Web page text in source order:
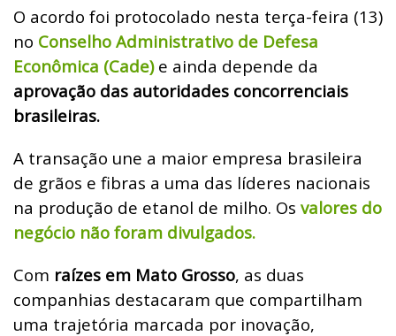
O acordo foi protocolado nesta terça-feira (13)
no Conselho Administrativo de Defesa
Econômica (Cade)e ainda depende da
aprovação das autoridades concorrenciais
brasileiras.
A transação une a maior empresa brasileira
de grãos e fibras a uma das líderes nacionais
na produção de etanol de milho. Os valores do
negócio não foram divulgados.
Com raízes em Mato Grosso, as duas
companhias destacaram que compartilham
uma trajetória marcada por inovação,